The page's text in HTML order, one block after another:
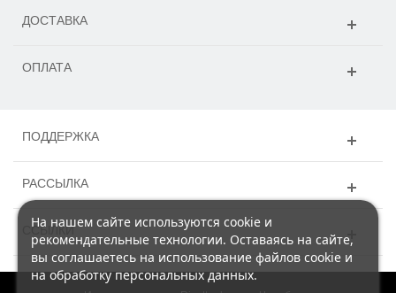
ДОСТАВКА
ОПЛАТА
ПОДДЕРЖКА
РАССЫЛКА
ССЫЛКИ
На нашем сайте используются cookie и
рекомендательные технологии. Оставаясь на сайте,
вы соглашаетесь на использование файлов cookie и
на обработку персональных данных.